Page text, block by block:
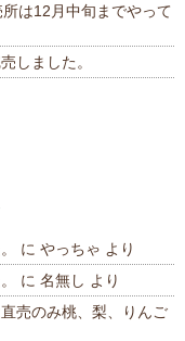
は12月中旬までやって
しました。
に やっちゃ より
に 名無し より
売のみ桃、梨、りんご